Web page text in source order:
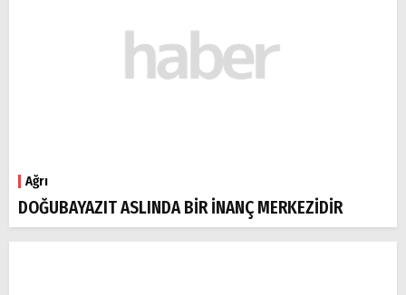
Ağrı
DOĞUBAYAZIT ASLINDA BİR İNANÇ MERKEZİDİR